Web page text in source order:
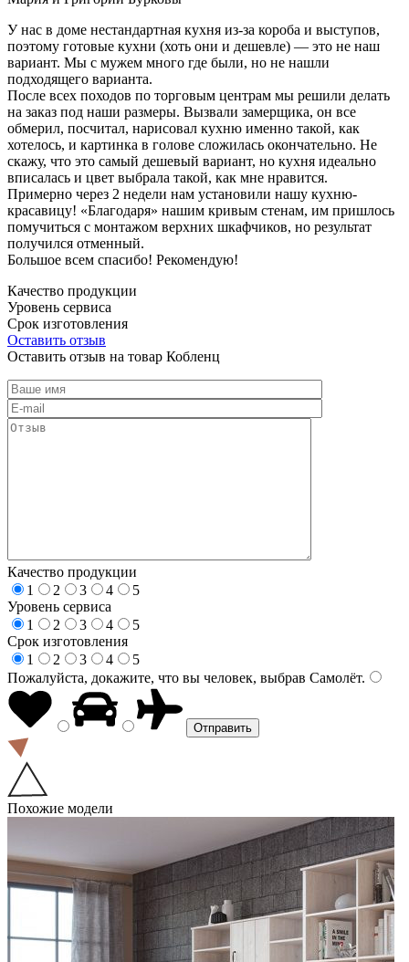
У нас в доме нестандартная кухня из-за короба и выступов,
поэтому готовые кухни (хоть они и дешевле) — это не наш
вариант. Мы с мужем много где были, но не нашли
подходящего варианта.
После всех походов по торговым центрам мы решили делать
на заказ под наши размеры. Вызвали замерщика, он все
обмерил, посчитал, нарисовал кухню именно такой, как
хотелось, и картинка в голове сложилась окончательно. Не
скажу, что это самый дешевый вариант, но кухня идеально
вписалась и цвет выбрала такой, как мне нравится.
Примерно через 2 недели нам установили нашу кухню-
красавицу! «Благодаря» нашим кривым стенам, им пришлось
помучиться с монтажом верхних шкафчиков, но результат
получился отменный.
Большое всем спасибо! Рекомендую!
Качество продукции
Уровень сервиса
Срок изготовления
Оставить отзыв
Оставить отзыв на товар Кобленц
Качество продукции
1
2 3 4
5
Уровень сервиса
1
2 3 4
5
Срок изготовления
1
2 3 4
5
Пожалуйста, докажите, что вы человек, выбрав Самолёт.
Похожие модели